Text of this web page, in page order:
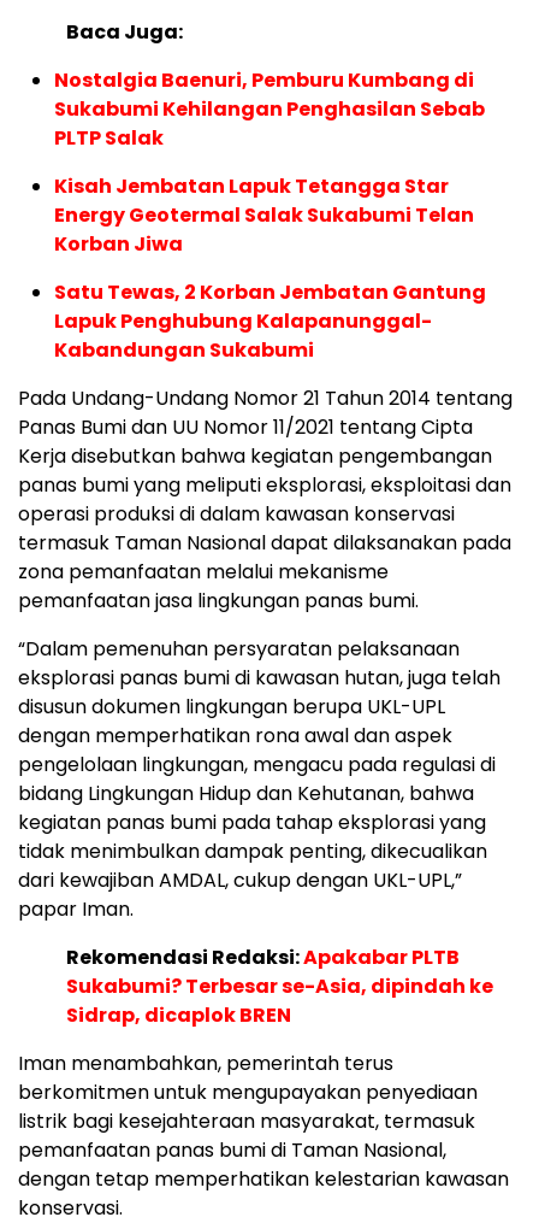
Baca Juga:
Nostalgia Baenuri, Pemburu Kumbang di
Sukabumi Kehilangan Penghasilan Sebab
PLTP Salak
Kisah Jembatan Lapuk Tetangga Star
Energy Geotermal Salak Sukabumi Telan
Korban Jiwa
Satu Tewas, 2 Korban Jembatan Gantung
Lapuk Penghubung Kalapanunggal-
Kabandungan Sukabumi
Pada Undang-Undang Nomor 21 Tahun 2014 tentang
Panas Bumi dan UU Nomor 11/2021 tentang Cipta
Kerja disebutkan bahwa kegiatan pengembangan
panas bumi yang meliputi eksplorasi, eksploitasi dan
operasi produksi di dalam kawasan konservasi
termasuk Taman Nasional dapat dilaksanakan pada
zona pemanfaatan melalui mekanisme
pemanfaatan jasa lingkungan panas bumi.
“Dalam pemenuhan persyaratan pelaksanaan
eksplorasi panas bumi di kawasan hutan, juga telah
disusun dokumen lingkungan berupa UKL-UPL
dengan memperhatikan rona awal dan aspek
pengelolaan lingkungan, mengacu pada regulasi di
bidang Lingkungan Hidup dan Kehutanan, bahwa
kegiatan panas bumi pada tahap eksplorasi yang
tidak menimbulkan dampak penting, dikecualikan
dari kewajiban AMDAL, cukup dengan UKL-UPL,”
papar Iman.
Rekomendasi Redaksi:Apakabar PLTB
Sukabumi? Terbesar se-Asia, dipindah ke
Sidrap, dicaplok BREN
Iman menambahkan, pemerintah terus
berkomitmen untuk mengupayakan penyediaan
listrik bagi kesejahteraan masyarakat, termasuk
pemanfaatan panas bumi di Taman Nasional,
dengan tetap memperhatikan kelestarian kawasan
konservasi.